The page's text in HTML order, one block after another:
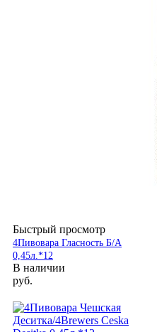
Быстрый просмотр
4Пивовара Гласность Б/А
0,45л.*12
В наличии
руб.